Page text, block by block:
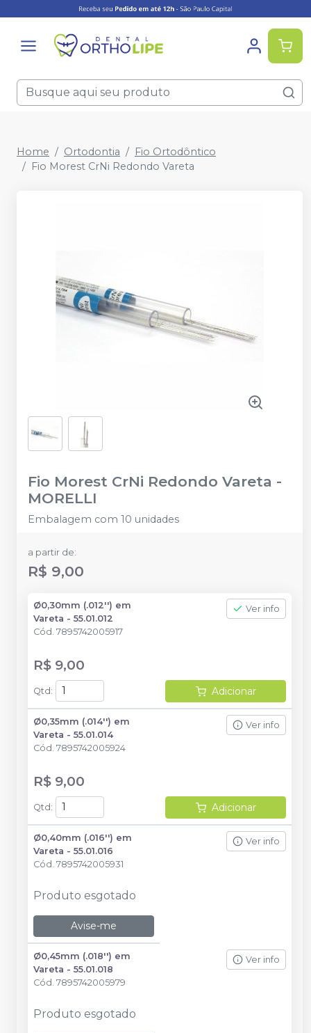
Home Ortodontia
Fio Ortodôntico
Fio Morest CrNi Redondo Vareta
Fio Morest CrNi Redondo Vareta -
MORELLI
Embalagem com 10 unidades
a partir de:
R$ 9,00
Ø0,30mm (.012'') em
Vareta - 55.01.012
Cód. 7895742005917
Ver info
R$ 9,00
Qtd : Adicionar
Ø0,35mm (.014'') em
Vareta - 55.01.014
Cód. 7895742005924
Ver info
R$ 9,00
Qtd : Adicionar
Ø0,40mm (.016'') em
Vareta - 55.01.016
Cód. 7895742005931
Ver info
Produto esgotado
Avise-me
Ø0,45mm (.018'') em
Vareta - 55.01.018
Cód. 7895742005979
Ver info
Produto esgotado